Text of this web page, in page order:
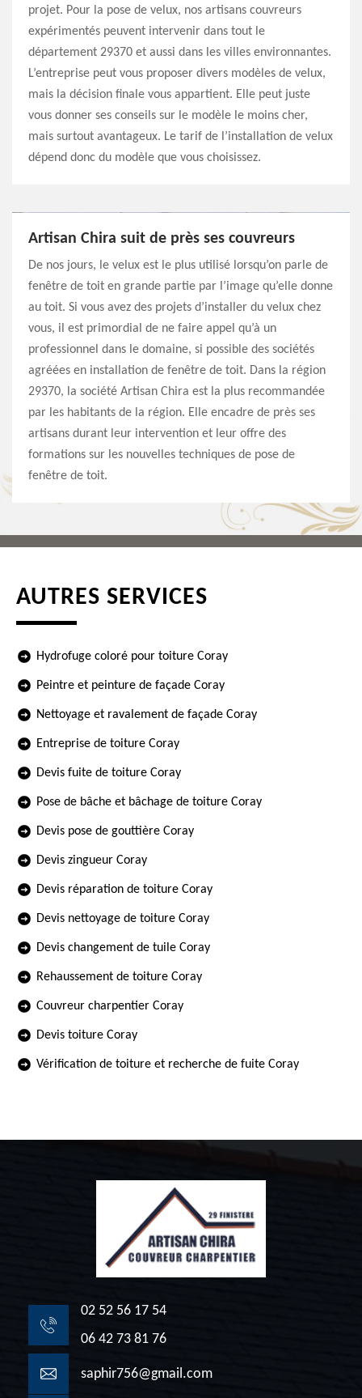
projet. Pour la pose de velux, nos artisans couvreurs
expérimentés peuvent intervenir dans tout le
département 29370 et aussi dans les villes environnantes.
L’entreprise peut vous proposer divers modèles de velux,
mais la décision finale vous appartient. Elle peut juste
vous donner ses conseils sur le modèle le moins cher,
mais surtout avantageux. Le tarif de l’installation de velux
dépend donc du modèle que vous choisissez.
Artisan Chira suit de près ses couvreurs
De nos jours, le velux est le plus utilisé lorsqu’on parle de
fenêtre de toit en grande partie par l’image qu’elle donne
au toit. Si vous avez des projets d’installer du velux chez
vous, il est primordial de ne faire appel qu’à un
professionnel dans le domaine, si possible des sociétés
agréées en installation de fenêtre de toit. Dans la région
29370, la société Artisan Chira est la plus recommandée
par les habitants de la région. Elle encadre de près ses
artisans durant leur intervention et leur offre des
formations sur les nouvelles techniques de pose de
fenêtre de toit.
AUTRES SERVICES
Hydrofuge coloré pour toiture Coray
Peintre et peinture de façade Coray
Nettoyage et ravalement de façade Coray
Entreprise de toiture Coray
Devis fuite de toiture Coray
Pose de bâche et bâchage de toiture Coray
Devis pose de gouttière Coray
Devis zingueur Coray
Devis réparation de toiture Coray
Devis nettoyage de toiture Coray
Devis changement de tuile Coray
Rehaussement de toiture Coray
Couvreur charpentier Coray
Devis toiture Coray
Vérification de toiture et recherche de fuite Coray
02 52 56 17 54
06 42 73 81 76
saphir756@gmail.com